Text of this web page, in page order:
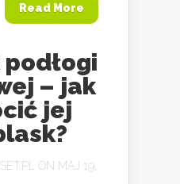
Read More
– jak
jej
ON MAJ 19,